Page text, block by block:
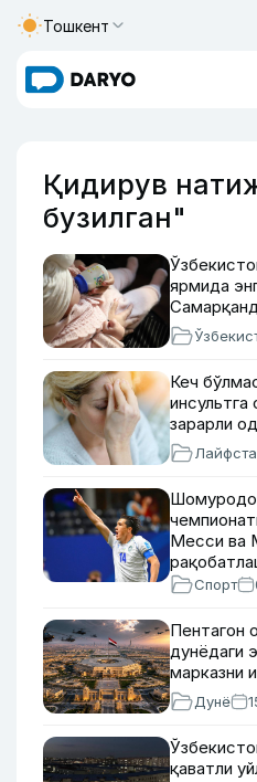
Тошкент
Қидирув
бузилган"
ярмида
Кеч
инсультга
зарарли
Месси ва
Спорт
Пентагон
дунёдаги
марказни
Дунё
қаватли